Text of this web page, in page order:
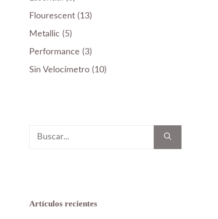
productos
Flourescent 1313
Metallic 55
productos
Performance 33
productos
Sin Velocímetro 1010
Buscar:
Artículos recientes